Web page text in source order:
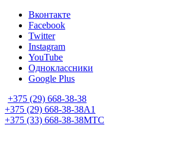
Вконтакте
Facebook
Twitter
Instagram
YouTube
Одноклассники
Google Plus
+375 (29) 668-38-38
+375 (29) 668-38-38A1
+375 (33) 668-38-38МТС